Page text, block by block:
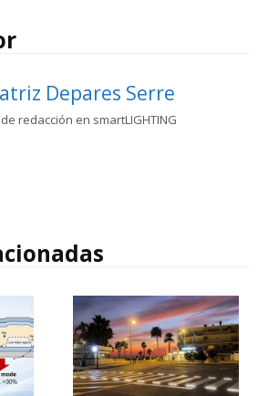
Depares Serre
redacción en smartLIGHTING